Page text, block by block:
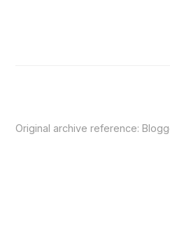
Original archive reference: